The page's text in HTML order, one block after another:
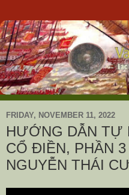
FRIDAY, NOVEMBER 11, 2022
HƯỚNG DẪN TỰ
CỔ ĐIỀN, PHẦN
NGUYỄN THÁI